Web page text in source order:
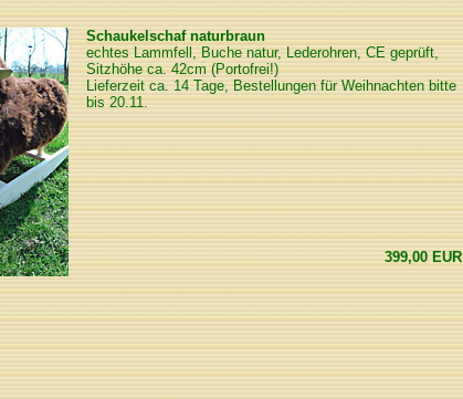
Schaukelschaf naturbraun
echtes Lammfell, Buche natur, Lederohren, CE geprüft,
Sitzhöhe ca. 42cm (Portofrei!)
Lieferzeit ca. 14 Tage, Bestellungen für Weihnachten bitte
bis 20.11.
399,00 EUR